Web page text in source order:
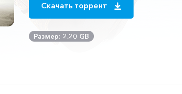
Скачать торрент
Размер: 2.20 GB